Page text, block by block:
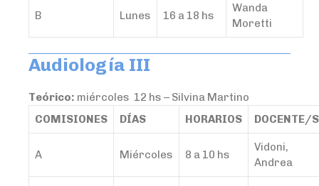
B Lunes 16 a 18 hs
Wanda
Moretti
Audiología III
Teórico: miércoles 12 hs – Silvina Martino
COMISIONES
DÍAS HORARIOS DOCENTE/S
A Miércoles 8 a 10 hs
Vidoni,
Andrea